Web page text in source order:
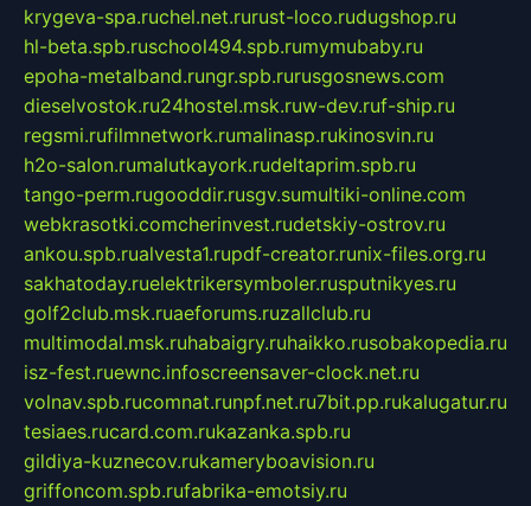
krygeva-spa.ruchel.net.rurust-loco.rudugshop.ru
hl-beta.spb.ruschool494.spb.rumymubaby.ru
epoha-metalband.rungr.spb.rurusgosnews.com
dieselvostok.ru24hostel.msk.ruw-dev.ruf-ship.ru
regsmi.rufilmnetwork.rumalinasp.rukinosvin.ru
h2o-salon.rumalutkayork.rudeltaprim.spb.ru
tango-perm.rugooddir.rusgv.sumultiki-online.com
webkrasotki.comcherinvest.rudetskiy-ostrov.ru
ankou.spb.rualvesta1.rupdf-creator.runix-files.org.ru
sakhatoday.ruelektrikersymboler.rusputnikyes.ru
golf2club.msk.ruaeforums.ruzallclub.ru
multimodal.msk.ruhabaigry.ruhaikko.rusobakopedia.ru
isz-fest.ruewnc.infoscreensaver-clock.net.ru
volnav.spb.rucomnat.runpf.net.ru7bit.pp.rukalugatur.ru
tesiaes.rucard.com.rukazanka.spb.ru
gildiya-kuznecov.rukameryboavision.ru
griffoncom.spb.rufabrika-emotsiy.ru